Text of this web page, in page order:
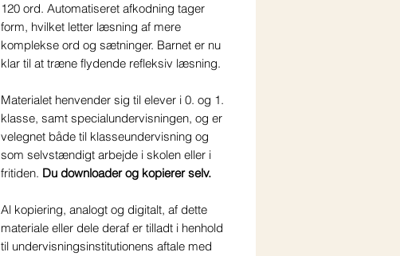
120 ord. Automatiseret afkodning tager
form, hvilket letter læsning af mere
komplekse ord og sætninger. Barnet er nu
klar til at træne flydende refleksiv læsning.
Materialet henvender sig til elever i 0. og 1.
klasse, samt specialundervisningen, og er
velegnet både til klasseundervisning og
som selvstændigt arbejde i skolen eller i
fritiden. Du downloader og kopierer selv.
Al kopiering, analogt og digitalt, af dette
materiale eller dele deraf er tilladt i henhold
til undervisningsinstitutionens aftale med